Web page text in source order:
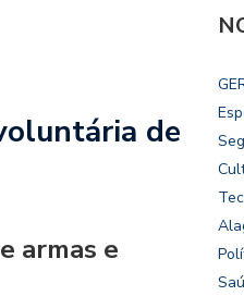
de
armas e